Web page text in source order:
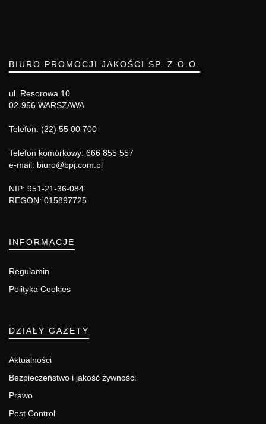
BIURO PROMOCJI JAKOŚCI SP. Z O.O.
ul. Resorowa 10
02-956 WARSZAWA
Telefon: (22) 55 00 700
Telefon komórkowy: 666 855 557
e-mail: biuro@bpj.com.pl
NIP: 951-21-36-084
REGON: 015897725
INFORMACJE
Regulamin
Polityka Cookies
DZIAŁY GAZETY
Aktualności
Bezpieczeństwo i jakość żywności
Prawo
Pest Control